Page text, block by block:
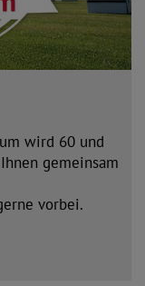
wird 60 und
gemeinsam
vorbei.